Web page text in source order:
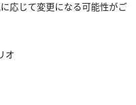
応じて変更になる可能性がご
オ